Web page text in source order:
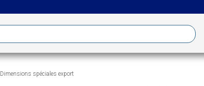
Dimensions spéciales export